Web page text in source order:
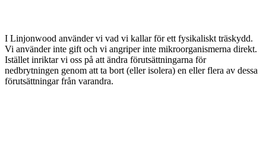
I Linjonwood använder vi vad vi kallar för ett fysikaliskt träskydd.
Vi använder inte gift och vi angriper inte mikroorganismerna direkt.
Istället inriktar vi oss på att ändra förutsättningarna för
nedbrytningen genom att ta bort (eller isolera) en eller flera av dessa
förutsättningar från varandra.